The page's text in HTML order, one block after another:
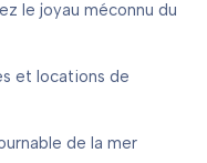
le joyau méconnu du
et locations de
de la mer